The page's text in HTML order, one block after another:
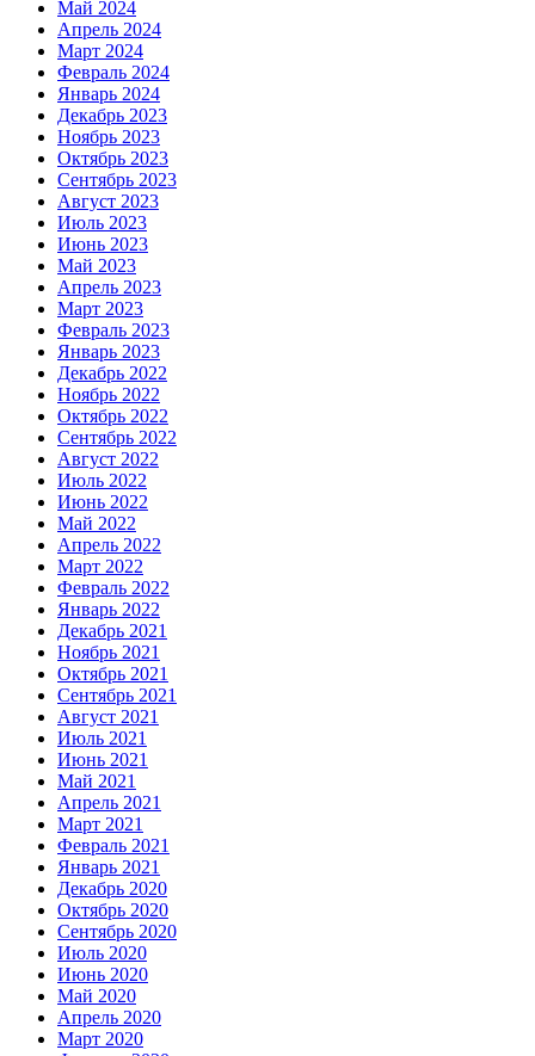
Май 2024
Апрель 2024
Март 2024
Февраль 2024
Январь 2024
Декабрь 2023
Ноябрь 2023
Октябрь 2023
Сентябрь 2023
Август 2023
Июль 2023
Июнь 2023
Май 2023
Апрель 2023
Март 2023
Февраль 2023
Январь 2023
Декабрь 2022
Ноябрь 2022
Октябрь 2022
Сентябрь 2022
Август 2022
Июль 2022
Июнь 2022
Май 2022
Апрель 2022
Март 2022
Февраль 2022
Январь 2022
Декабрь 2021
Ноябрь 2021
Октябрь 2021
Сентябрь 2021
Август 2021
Июль 2021
Июнь 2021
Май 2021
Апрель 2021
Март 2021
Февраль 2021
Январь 2021
Декабрь 2020
Октябрь 2020
Сентябрь 2020
Июль 2020
Июнь 2020
Май 2020
Апрель 2020
Март 2020